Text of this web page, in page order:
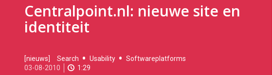
Centralpoint.nl: nieuwe site en
identiteit
2010-
08-
[nieuws] Search Usability
Softwareplatforms
03-08-2010
1:29